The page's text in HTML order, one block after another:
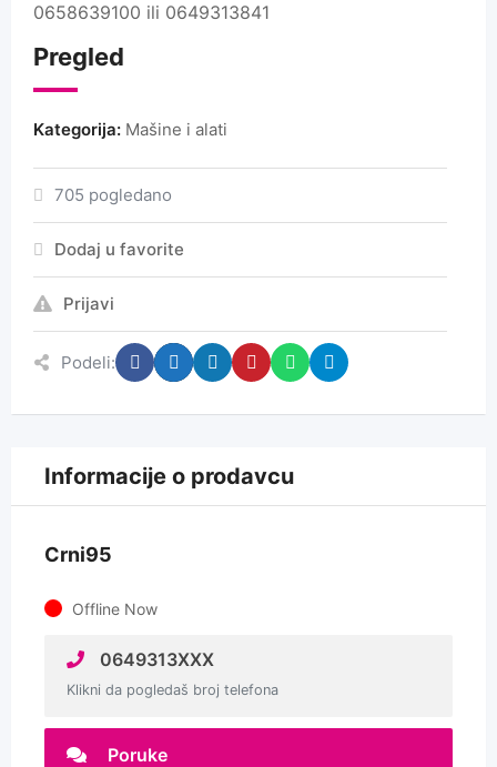
0658639100 ili 0649313841
Pregled
Kategorija: Mašine i alati
705 pogledano
Dodaj u favorite
Prijavi
Podeli:
Informacije o prodavcu
Crni95
Offline Now
0649313XXX
Klikni da pogledaš broj telefona
Poruke